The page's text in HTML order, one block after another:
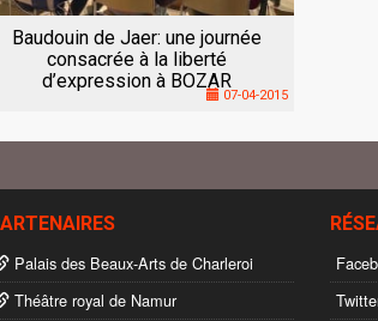
Baudouin de Jaer: une journée
consacrée à la liberté
d’expression à BOZAR
07-04-2015
Palais des Beaux-Arts de Charleroi
Théâtre royal de Namur